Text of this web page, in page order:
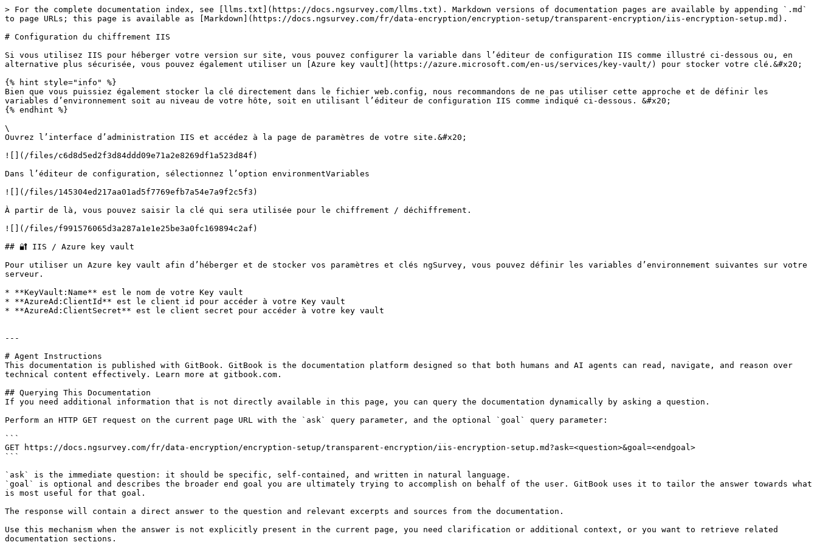
> For the complete documentation index, see [llms.txt](https://docs.ngsurvey.com/llms.txt). Markdown versions of documentation pages are available by appending `.md`
to page URLs; this page is available as [Markdown](https://docs.ngsurvey.com/fr/data-encryption/encryption-setup/transparent-encryption/iis-encryption-setup.md).
# Configuration du chiffrement IIS
Si vous utilisez IIS pour héberger votre version sur site, vous pouvez configurer la variable dans l’éditeur de configuration IIS comme illustré ci‑dessous ou, en
alternative plus sécurisée, vous pouvez également utiliser un [Azure key vault](https://azure.microsoft.com/en-us/services/key-vault/) pour stocker votre clé.&#x20;
{% hint style="info" %}
Bien que vous puissiez également stocker la clé directement dans le fichier web.config, nous recommandons de ne pas utiliser cette approche et de définir les
variables d’environnement soit au niveau de votre hôte, soit en utilisant l’éditeur de configuration IIS comme indiqué ci‑dessous. &#x20;
{% endhint %}
\
Ouvrez l’interface d’administration IIS et accédez à la page de paramètres de votre site.&#x20;
![](/files/c6d8d5ed2f3d84ddd09e71a2e8269df1a523d84f)
Dans l’éditeur de configuration, sélectionnez l’option environmentVariables
![](/files/145304ed217aa01ad5f7769efb7a54e7a9f2c5f3)
À partir de là, vous pouvez saisir la clé qui sera utilisée pour le chiffrement / déchiffrement.
![](/files/f991576065d3a287a1e1e25be3a0fc169894c2af)
## 🔐 IIS / Azure key vault
Pour utiliser un Azure key vault afin d’héberger et de stocker vos paramètres et clés ngSurvey, vous pouvez définir les variables d’environnement suivantes sur votre
serveur.
* **KeyVault:Name** est le nom de votre Key vault
* **AzureAd:ClientId** est le client id pour accéder à votre Key vault
* **AzureAd:ClientSecret** est le client secret pour accéder à votre key vault
---
# Agent Instructions
This documentation is published with GitBook. GitBook is the documentation platform designed so that both humans and AI agents can read, navigate, and reason over
technical content effectively. Learn more at gitbook.com.
## Querying This Documentation
If you need additional information that is not directly available in this page, you can query the documentation dynamically by asking a question.
Perform an HTTP GET request on the current page URL with the `ask` query parameter, and the optional `goal` query parameter:
```
GET https://docs.ngsurvey.com/fr/data-encryption/encryption-setup/transparent-encryption/iis-encryption-setup.md?ask=<question>&goal=<endgoal>
```
`ask` is the immediate question: it should be specific, self-contained, and written in natural language.
`goal` is optional and describes the broader end goal you are ultimately trying to accomplish on behalf of the user. GitBook uses it to tailor the answer towards what
is most useful for that goal.
The response will contain a direct answer to the question and relevant excerpts and sources from the documentation.
Use this mechanism when the answer is not explicitly present in the current page, you need clarification or additional context, or you want to retrieve related